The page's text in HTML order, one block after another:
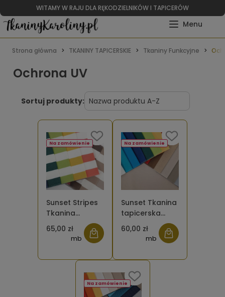
WITAMY W RAJU DLA RĘKODZIELNIKÓW I TAPICERÓW
Strona główna TKANINY TAPICERSKIE Tkaniny Funkcyjne
Ochrona UV
Sortuj produkty:
Sunset Stripes
Tkanina
tapicerska
pleciona
65,00 zł
Na zamówienie
mb
Sunset Tkanina
tapicerska
pleciona
60,00 zł
Na zamówienie
mb
Na zamówienie